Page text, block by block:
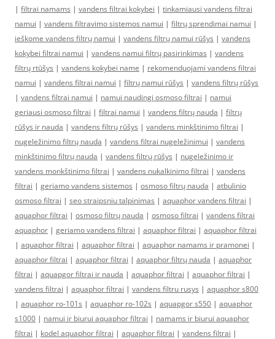
| filtrai namams | vandens filtrai kokybei | tinkamiausi vandens filtrai
namui | vandens filtravimo sistemos namui | filtrų sprendimai namui |
ieškome vandens filtrų namui | vandens filtrų namui rūšys | vandens
kokybei filtrai namui | vandens namui filtrų pasirinkimas | vandens
filtrų rtūšys | vandens kokybei name | rekomenduojami vandens filtrai
namui | vandens filtrai namui | filtrų namui rūšys | vandens filtrų rūšys
| vandens filtrai namui | namui naudingi osmoso filtrai | namui
geriausi osmoso filtrai | filtrai namui | vandens filtrų nauda | filtrų
rūšys ir nauda | vandens filtrų rūšys | vandens minkštinimo filtrai |
nugeležinimo filtrų nauda | vandens filtrai nugeležinimui | vandens
minkštinimo filtrų nauda | vandens filtrų rūšys | nugeležinimo ir
vandens monkštinimo filtrai | vandens nukalkinimo filtrai | vandens
filtrai | geriamo vandens sistemos | osmoso filtrų nauda | atbulinio
osmoso filtrai | seo straipsniu talpinimas | aquaphor vandens filtrai |
aquaphor filtrai | osmoso filtrų nauda | osmoso filtrai | vandens filtrai
aquaphor | geriamo vandens filtrai | aquaphor filtrai | aquaphor filtrai
| aquaphor filtrai | aquaphor filtrai | aquaphor namams ir pramonei |
aquaphor filtrai | aquaphor filtrai | aquaphor filtrų nauda | aquaphor
filtrai | aquapgor filtrai ir nauda | aquaphor filtrai | aquaphor filtrai |
vandens filtrai | aquaphor filtrai | vandens filtru rusys | aquaphor s800
| aquaphor ro-101s | aquaphor ro-102s | aquapgor s550 | aquaphor
s1000 | namui ir biurui aquaphor filtrai | namams ir biurui aquaphor
filtrai | kodel aquaphor filtrai | aquaphor filtrai | vandens filtrai |